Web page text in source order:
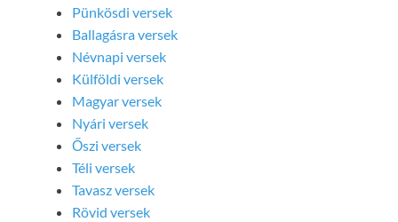
Pünkösdi versek
Ballagásra versek
Névnapi versek
Külföldi versek
Magyar versek
Nyári versek
Őszi versek
Téli versek
Tavasz versek
Rövid versek